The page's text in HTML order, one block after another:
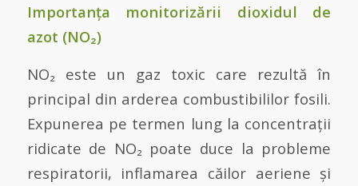
Importanța monitorizării dioxidul de
azot (NO₂)
NO₂ este un gaz toxic care rezultă în
principal din arderea combustibililor fosili.
Expunerea pe termen lung la concentrații
ridicate de NO₂ poate duce la probleme
respiratorii, inflamarea căilor aeriene și